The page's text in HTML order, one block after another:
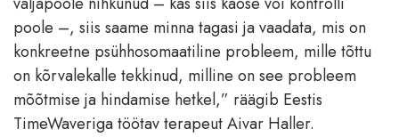
poole –, siis saame minna tagasi ja vaadata, mis on
konkreetne psühhosomaatiline probleem, mille tõttu
on kõrvalekalle tekkinud, milline on see probleem
mõõtmise ja hindamise hetkel,” räägib Eestis
TimeWaveriga töötav terapeut Aivar Haller.